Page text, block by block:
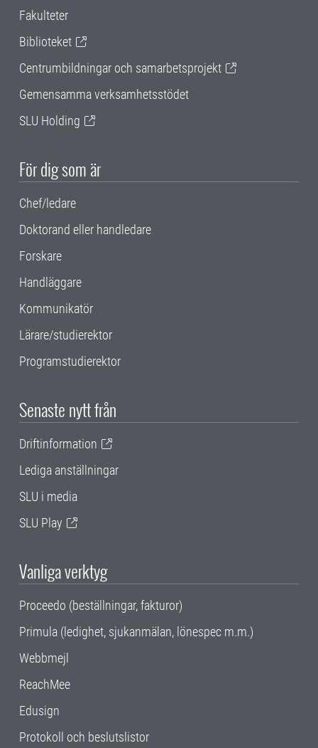
Fakulteter
Biblioteket
Centrumbildningar och samarbetsprojekt
Gemensamma verksamhetsstödet
SLU Holding
För dig som är
Chef/ledare
Doktorand eller handledare
Forskare
Handläggare
Kommunikatör
Lärare/studierektor
Programstudierektor
Senaste nytt från
Driftinformation
Lediga anställningar
SLU i media
SLU Play
Vanliga verktyg
Proceedo (beställningar, fakturor)
Primula (ledighet, sjukanmälan, lönespec m.m.)
Webbmejl
ReachMee
Edusign
Protokoll och beslutslistor